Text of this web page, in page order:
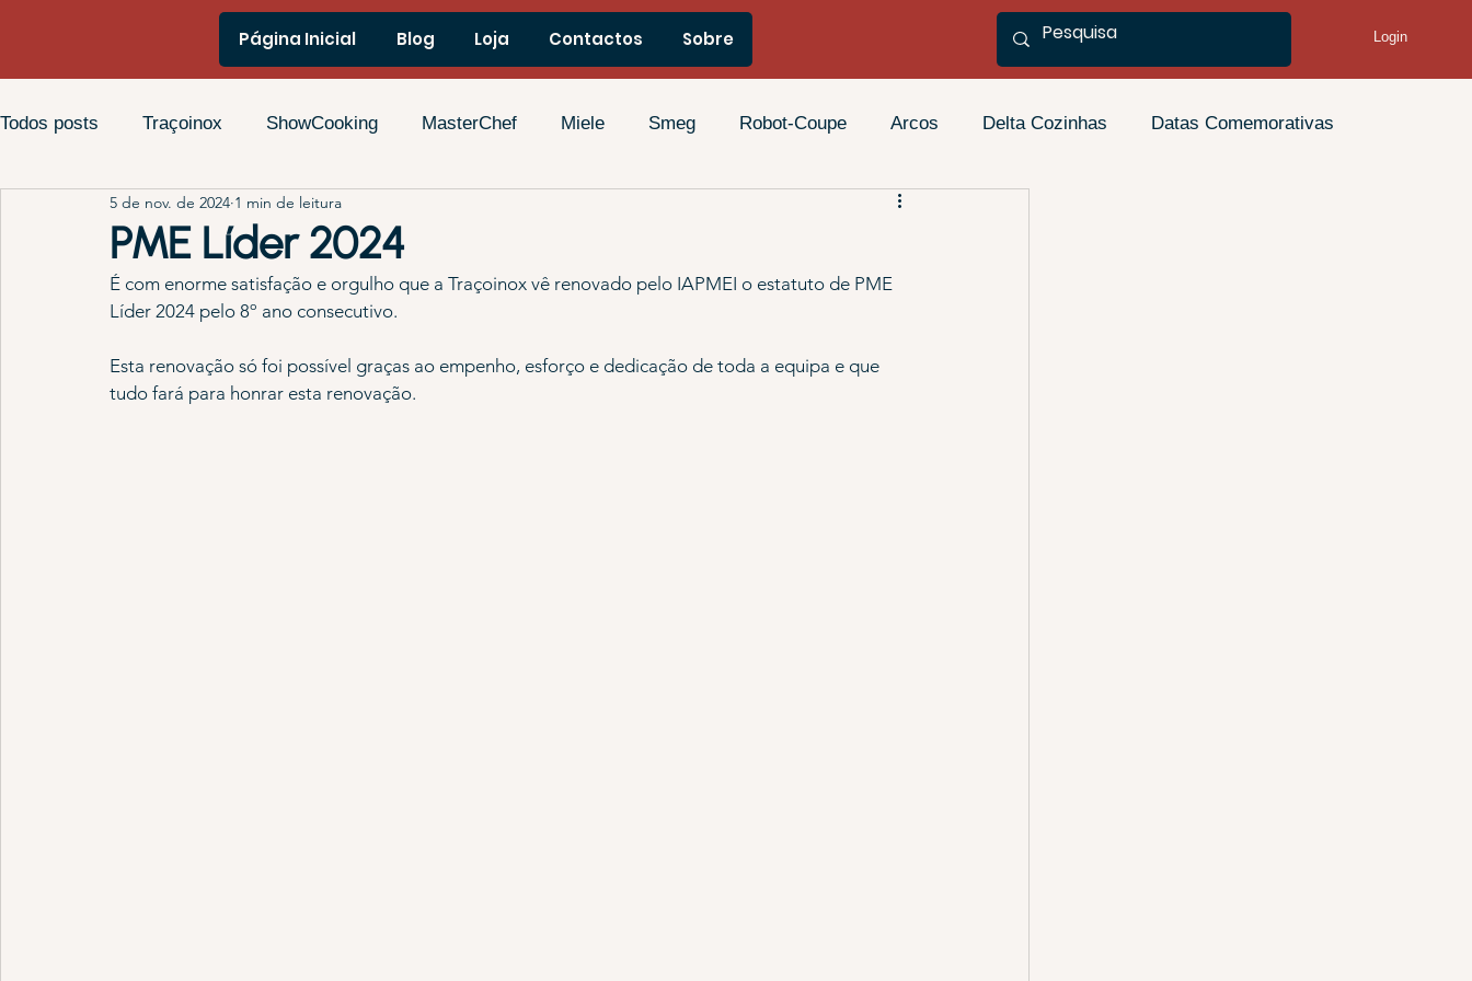
Login
Página Inicial Blog Loja Contactos Sobre
Todos posts Traçoinox ShowCooking MasterChef Miele Smeg Robot-Coupe Arcos Delta Cozinhas Datas Comemorativas
Cozinhas Domésticas
PME Líder 2024
5 de nov. de 2024 1 min de leitura
É com enorme satisfação e orgulho que a Traçoinox vê renovado pelo IAPMEI o estatuto de PME
Líder 2024 pelo 8º ano consecutivo.
Esta renovação só foi possível graças ao empenho, esforço e dedicação de toda a equipa e que
tudo fará para honrar esta renovação.